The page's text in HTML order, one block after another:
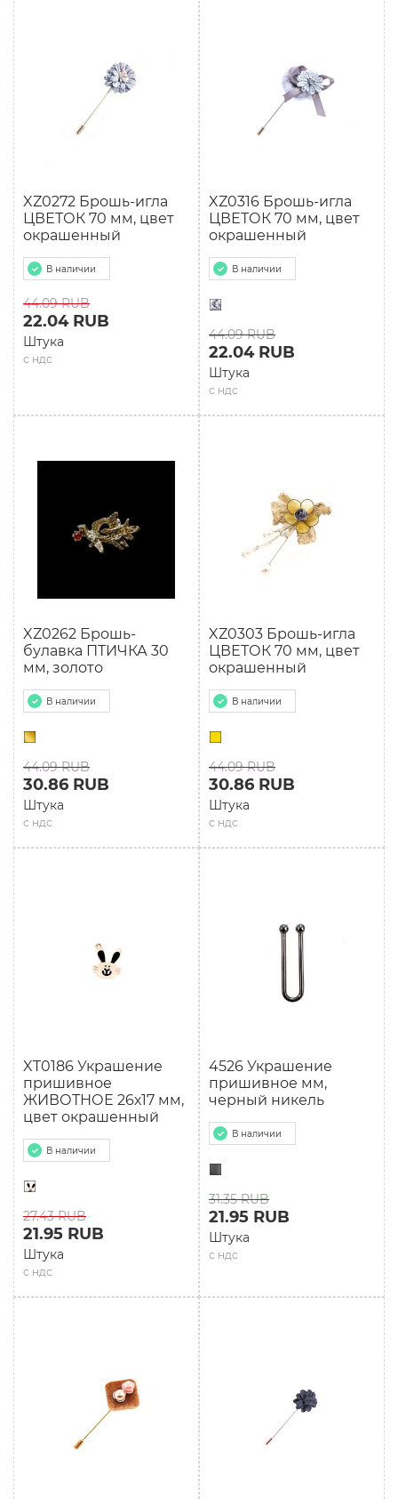
XZ0272 Брошь-игла
ЦВЕТОК 70 мм, цвет
окрашенный
В наличии
44.09 RUB
с ндс
22.04 RUB
Штука
XZ0316 Брошь-игла
ЦВЕТОК 70 мм, цвет
окрашенный
В наличии
44.09 RUB
с ндс
22.04 RUB
Штука
XZ0262 Брошь-
булавка ПТИЧКА 30
мм, золото
В наличии
44.09 RUB
с ндс
30.86 RUB
Штука
XZ0303 Брошь-игла
ЦВЕТОК 70 мм, цвет
окрашенный
В наличии
44.09 RUB
с ндс
30.86 RUB
Штука
XT0186 Украшение
пришивное
ЖИВОТНОЕ 26х17 мм,
цвет окрашенный
В наличии
27.43 RUB
с ндс
21.95 RUB
Штука
4526 Украшение
пришивное мм,
черный никель
В наличии
31.35 RUB
с ндс
21.95 RUB
Штука